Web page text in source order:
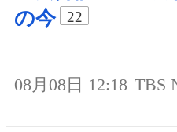
の今
22
08月08日 12:18 TBS